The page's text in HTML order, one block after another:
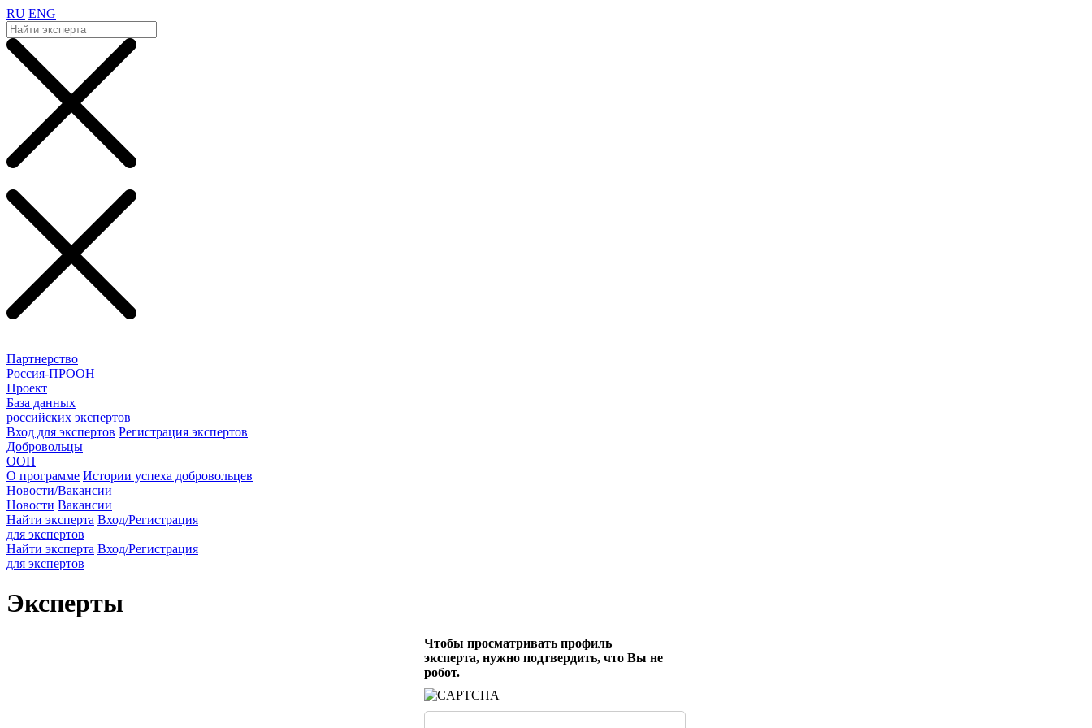
RU ENG
Партнерство
Россия-ПРООН
Проект
База данных
российских экспертов
Вход для экспертов Регистрация экспертов
Добровольцы
ООН
О программе Истории успеха добровольцев
Новости/Вакансии
Новости Вакансии
Найти эксперта Вход/Регистрация
для экспертов
Найти эксперта Вход/Регистрация
для экспертов
Эксперты
Чтобы просматривать профиль
эксперта, нужно подтвердить, что Вы не
робот.